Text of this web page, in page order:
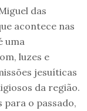
das
acontece nas
uma
luzes e
jesuíticas
da região.
o passado,